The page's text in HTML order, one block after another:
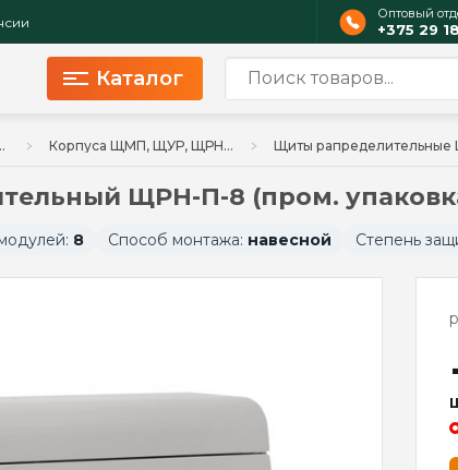
Оптовый
+375 29
Каталог
к ним Корпуса ЩМП, ЩУР, ЩРН, КСРМ, аксессуары
ЩРН-П-8 (пром.
8 Способ монтажа: навесной Степень